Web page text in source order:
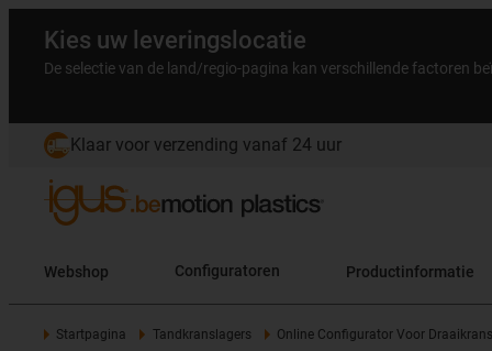
Kies uw leveringslocatie
De selectie van de land/regio-pagina kan verschillende factoren
Klaar voor verzending vanaf 24 uur
Webshop Configuratoren Productinformatie
Startpagina Tandkranslagers Online Configurator Voor